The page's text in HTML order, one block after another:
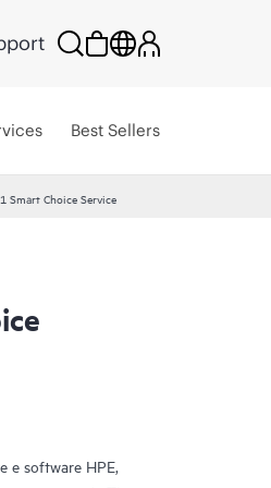
Best Sellers
Smart Choice Service
e software HPE,